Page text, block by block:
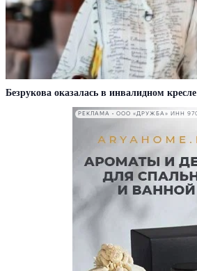
Безрукова оказалась в инвалидном кресле